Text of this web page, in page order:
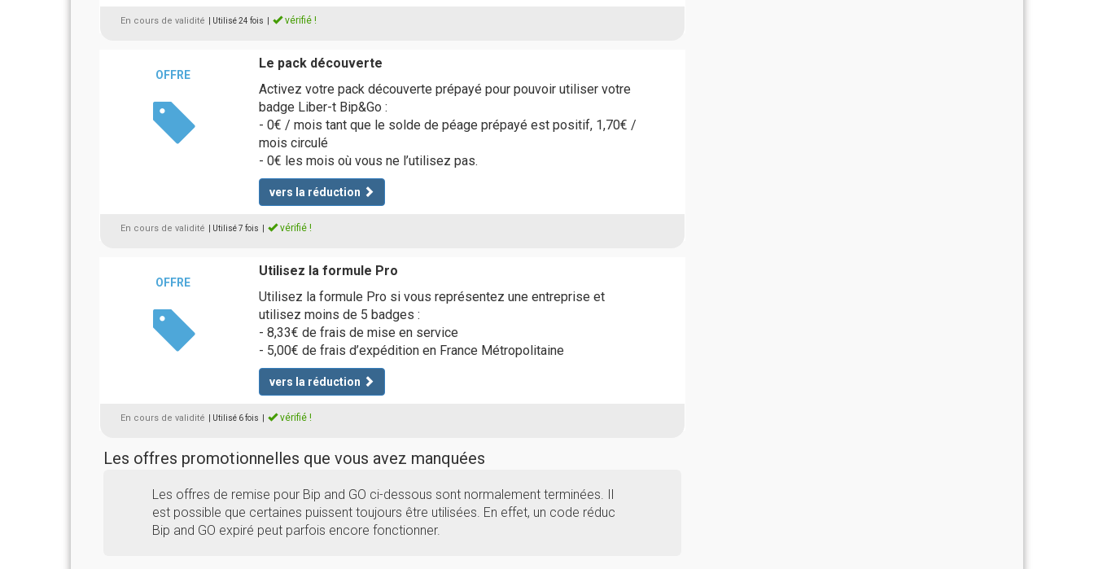
En cours de validité | Utilisé 24 fois vérifié !
OFFRE
Le pack découverte
Activez votre pack découverte prépayé pour pouvoir utiliser votre
badge Liber-t Bip&Go :
- 0€ / mois tant que le solde de péage prépayé est positif, 1,70€ /
mois circulé
- 0€ les mois où vous ne l’utilisez pas.
vers la réduction
En cours de validité | Utilisé 7 fois vérifié !
OFFRE
Utilisez la formule Pro
Utilisez la formule Pro si vous représentez une entreprise et
utilisez moins de 5 badges :
- 8,33€ de frais de mise en service
- 5,00€ de frais d’expédition en France Métropolitaine
vers la réduction
En cours de validité | Utilisé 6 fois vérifié !
Les offres promotionnelles que vous avez manquées
Les offres de remise pour Bip and GO ci-dessous sont normalement terminées. Il
est possible que certaines puissent toujours être utilisées. En effet, un code réduc
Bip and GO expiré peut parfois encore fonctionner.